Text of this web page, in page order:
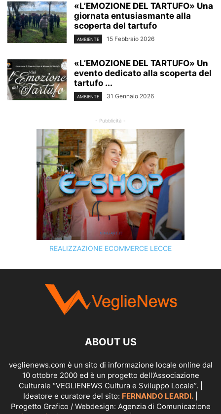
«L’EMOZIONE DEL TARTUFO» Una
giornata entusiasmante alla
scoperta del tartufo
AMBIENTE 15 Febbraio 2026
«L’EMOZIONE DEL TARTUFO» Un
evento dedicato alla scoperta del
tartufo ...
AMBIENTE 31 Gennaio 2026
- Pubblicità -
REALIZZAZIONE ECOMMERCE LECCE
SCOPRI I SERVIZI DIKINGART.IT
ABOUT US
veglienews.com è un sito di informazione locale online dal
10 ottobre 2000 ed è un progetto dell’Associazione
Culturale “VEGLIENEWS Cultura e Sviluppo Locale”. |
Ideatore e curatore del sito: FERNANDO LEARDI.
Progetto Grafico / Webdesign: Agenzia di Comunicazione